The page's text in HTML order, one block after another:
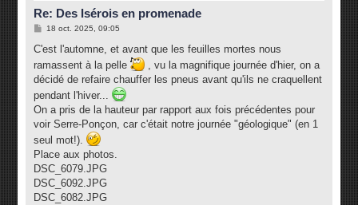
Re: Des Isérois en promenade
M
s
a
g
e
18 oct. 2025, 09:05
C'est l'automne, et avant que les feuilles mortes nous
ramassent à la pelle
, vu la magnifique journée d'hier, on a
décidé de refaire chauffer les pneus avant qu'ils ne craquellent
pendant l'hiver...
On a pris de la hauteur par rapport aux fois précédentes pour
voir Serre-Ponçon, car c'était notre journée "géologique" (en 1
seul mot!).
Place aux photos.
DSC_6079.JPG
DSC_6092.JPG
DSC_6082.JPG